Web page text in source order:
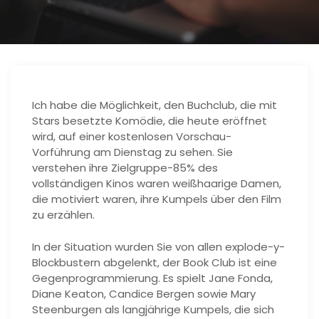
Ich habe die Möglichkeit, den Buchclub, die mit
Stars besetzte Komödie, die heute eröffnet
wird, auf einer kostenlosen Vorschau-
Vorführung am Dienstag zu sehen. Sie
verstehen ihre Zielgruppe-85% des
vollständigen Kinos waren weißhaarige Damen,
die motiviert waren, ihre Kumpels über den Film
zu erzählen.
In der Situation wurden Sie von allen explode-y-
Blockbustern abgelenkt, der Book Club ist eine
Gegenprogrammierung. Es spielt Jane Fonda,
Diane Keaton, Candice Bergen sowie Mary
Steenburgen als langjährige Kumpels, die sich